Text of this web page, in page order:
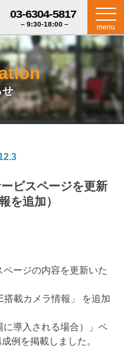
menu
03-6304-5817
– 9:30-18:00 –
せ
ビスページを更新
を追加）
ージの内容を更新いた
載カメラ情報」 を追加
に導入される場合）」ペ
例を掲載しました。